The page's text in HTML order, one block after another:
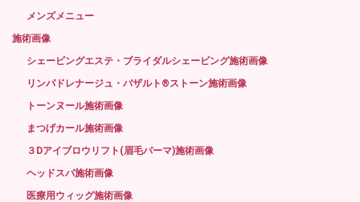
メンズメニュー
施術画像
シェービングエステ・ブライダルシェービング施術画像
リンパドレナージュ・バザルト®ストーン施術画像
トーンヌール施術画像
まつげカール施術画像
３Dアイブロウリフト(眉毛パーマ)施術画像
ヘッドスパ施術画像
医療用ウィッグ施術画像